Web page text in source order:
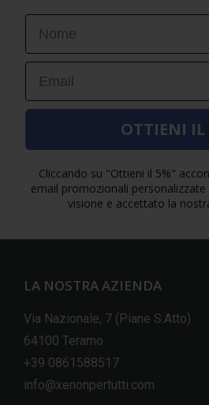
First Name
Email
OTTIENI IL
Cliccando su "Ottieni il 5%"
email promozionali
visione e accettato la
LA NOSTRA AZIENDA
Via Nazionale, 7 (Piane S.Atto)
64100 Teramo
+39 0861588517
info@xenonpertutti.com